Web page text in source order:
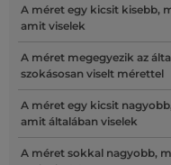
A méret egy kicsit kisebb,
amit viselek
A méret megegyezik az
szokásosan viselt mérettel
A méret egy kicsit
amit általában viselek
A méret sokkal nagyobb,